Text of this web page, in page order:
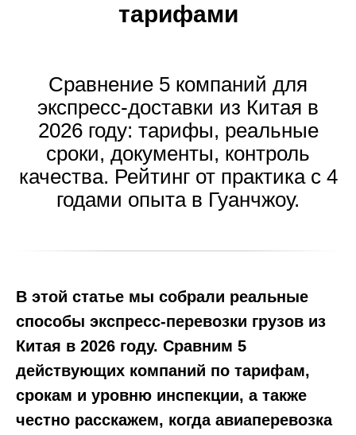
тарифами
Сравнение 5 компаний для
экспресс-доставки из Китая в
2026 году: тарифы, реальные
сроки, документы, контроль
качества. Рейтинг от практика с 4
годами опыта в Гуанчжоу.
В этой статье мы собрали реальные
способы экспресс-перевозки грузов из
Китая в 2026 году. Сравним 5
действующих компаний по тарифам,
срокам и уровню инспекции, а также
честно расскажем, когда авиаперевозка